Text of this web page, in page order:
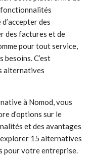
des
des factures et de
pour tout service,
besoins. C’est
alternatives
à Nomod, vous
d’options sur le
et des avantages
15 alternatives
pour votre entreprise.